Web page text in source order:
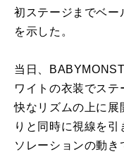
初ステージまでベー
を示した。
当日、
ワイトの衣装でス
快なリズムの上に展
りと同時に視線を
ソレーションの動